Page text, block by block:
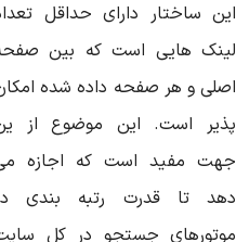
ساختار دارای حداقل تعداد
هایی است که بین صفحه
و هر صفحه داده شده امکان
است. این موضوع از ین
مفید است که اجازه می
تا قدرت رتبه بندی در
جستجو در کل سایت